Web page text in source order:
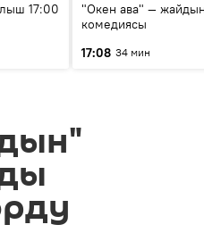
17:00
"Окен ава" —
комедиясы
17:08 34 мин